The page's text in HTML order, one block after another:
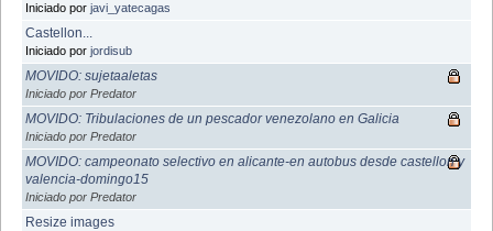
Iniciado por javi_yatecagas
Castellon...
Iniciado por jordisub
MOVIDO: sujetaaletas
Iniciado por Predator
MOVIDO: Tribulaciones de un pescador venezolano en Galicia
Iniciado por Predator
MOVIDO: campeonato selectivo en alicante-en autobus desde castellon y
valencia-domingo15
Iniciado por Predator
Resize images